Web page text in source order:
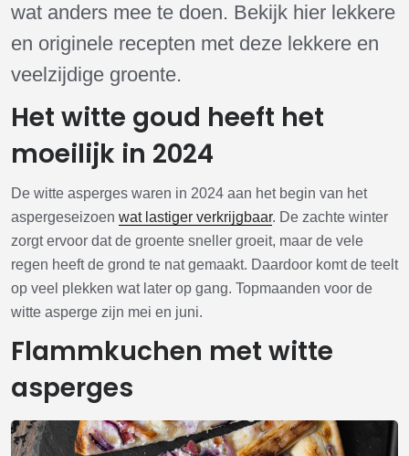
wat anders mee te doen. Bekijk hier lekkere
en originele recepten met deze lekkere en
veelzijdige groente.
Het witte goud heeft het
moeilijk in 2024
De witte asperges waren in 2024 aan het begin van het
aspergeseizoen wat lastiger verkrijgbaar. De zachte winter
zorgt ervoor dat de groente sneller groeit, maar de vele
regen heeft de grond te nat gemaakt. Daardoor komt de teelt
op veel plekken wat later op gang. Topmaanden voor de
witte asperge zijn mei en juni.
Flammkuchen met witte
asperges